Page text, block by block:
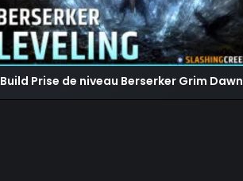
Build Prise de niveau Berserker Grim Dawn